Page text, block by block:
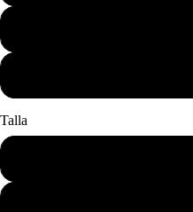
Talla